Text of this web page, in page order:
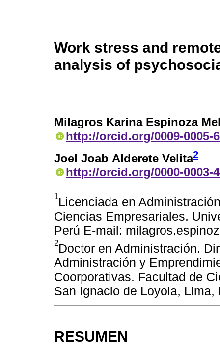
Work stress and
analysis of
Milagros Karina Espinoza
http://orcid.org/0009-0005-
Joel Joab Alderete Velita2
http://orcid.org/0000-0003-
1Licenciada en
Ciencias Empresariales.
Perú E-mail:
2Doctor en Administración.
Administración y
Coorporativas. Facultad de
San Ignacio de Loyola,
RESUMEN